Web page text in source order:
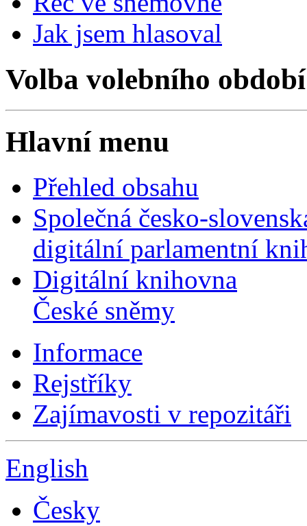
Jak jsem hlasoval
Volba volebního období
Hlavní menu
Přehled obsahu
Společná česko-
digitální parlamentní
Digitální knihovna
České sněmy
Informace
Rejstříky
Zajímavosti v repozitáři
English
Česky